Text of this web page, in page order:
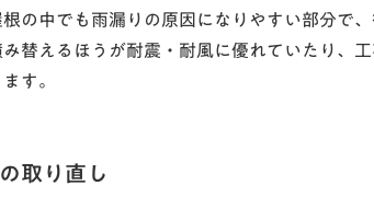
の中でも雨漏りの原因になりやすい部分で
替えるほうが耐震・耐風に優れていたり、
す。
取り直し